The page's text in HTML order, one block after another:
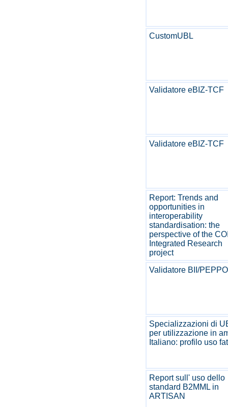
CustomUBL
Validatore eBIZ-TCF
Validatore eBIZ-TCF
Report: Trends and
opportunities in
interoperability
standardisation: the
perspective of the
Integrated Research
project
Validatore BII/
Specializzazioni di
per utilizzazione in
Italiano: profilo uso
Report sull' uso dello
standard B2MML in
ARTISAN